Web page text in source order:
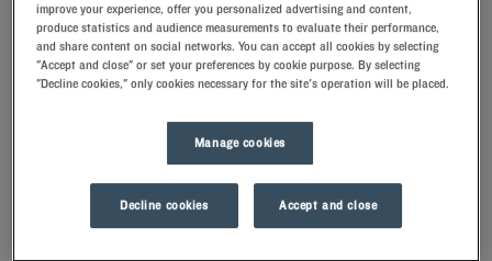
Navigate forward to interact with the calendar and select a date. Press
Navigate backward to interact with
ENCONTRAR UN HOTEL
Añadir un código especial
improve your experience, offer you personalized advertising and content,
produce statistics and audience measurements to evaluate their performance,
and share content on social networks. You can accept all cookies by selecting
"Accept and close" or set your preferences by cookie purpose. By selecting
"Decline cookies," only cookies necessary for the site's operation will be placed.
Manage cookies
Decline cookies Accept and close